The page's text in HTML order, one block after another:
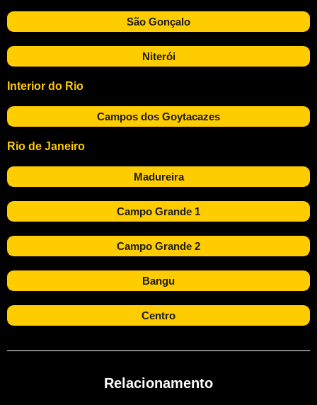
São Gonçalo
Niterói
Interior do Rio
Campos dos Goytacazes
Rio de Janeiro
Madureira
Campo Grande 1
Campo Grande 2
Bangu
Centro
Relacionamento